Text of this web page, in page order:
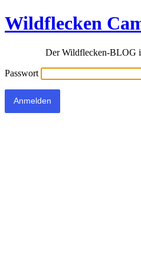
Wildflecken
Der Wildflecken-BLOG
Passwort